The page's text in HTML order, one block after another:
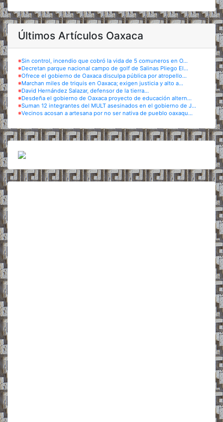
Últimos Artículos Oaxaca
※Sin control, incendio que cobró la vida de 5 comuneros en O...
※Decretan parque nacional campo de golf de Salinas Pliego El...
※Ofrece el gobierno de Oaxaca disculpa pública por atropello...
※Marchan miles de triquis en Oaxaca; exigen justicia y alto a...
※David Hernández Salazar, defensor de la tierra...
※Desdeña el gobierno de Oaxaca proyecto de educación altern...
※Suman 12 integrantes del MULT asesinados en el gobierno de J...
※Vecinos acosan a artesana por no ser nativa de pueblo oaxaqu...